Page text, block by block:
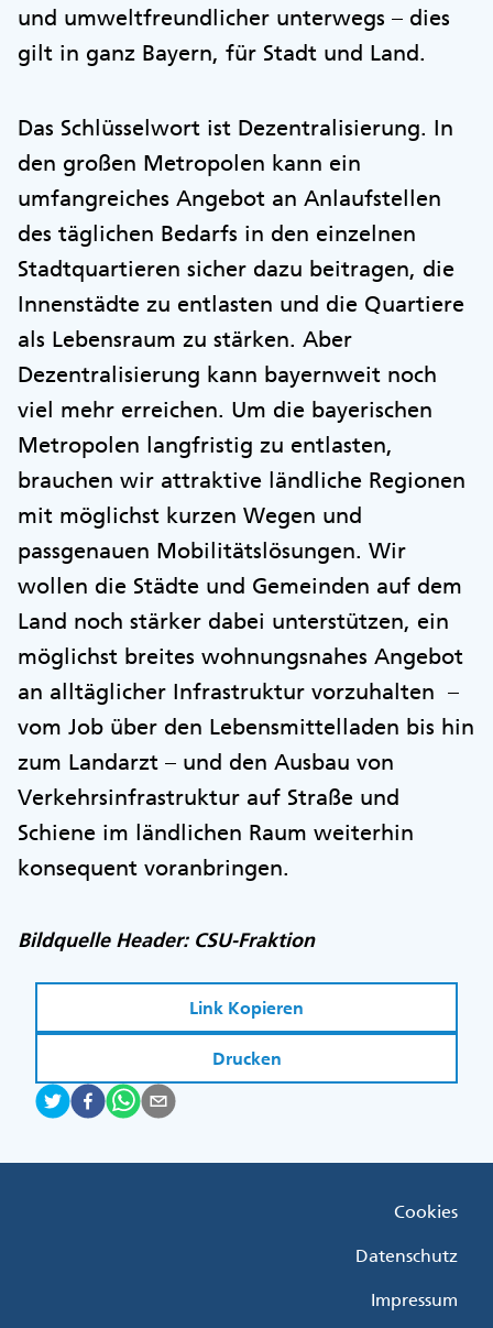
und umweltfreundlicher unterwegs – dies
gilt in ganz Bayern, für Stadt und Land.
Das Schlüsselwort ist Dezentralisierung. In
den großen Metropolen kann ein
umfangreiches Angebot an Anlaufstellen
des täglichen Bedarfs in den einzelnen
Stadtquartieren sicher dazu beitragen, die
Innenstädte zu entlasten und die Quartiere
als Lebensraum zu stärken. Aber
Dezentralisierung kann bayernweit noch
viel mehr erreichen. Um die bayerischen
Metropolen langfristig zu entlasten,
brauchen wir attraktive ländliche Regionen
mit möglichst kurzen Wegen und
passgenauen Mobilitätslösungen. Wir
wollen die Städte und Gemeinden auf dem
Land noch stärker dabei unterstützen, ein
möglichst breites wohnungsnahes Angebot
an alltäglicher Infrastruktur vorzuhalten –
vom Job über den Lebensmittelladen bis hin
zum Landarzt – und den Ausbau von
Verkehrsinfrastruktur auf Straße und
Schiene im ländlichen Raum weiterhin
konsequent voranbringen.
Bildquelle Header: CSU-Fraktion
Link Kopieren
Drucken
Cookies
Datenschutz
Impressum